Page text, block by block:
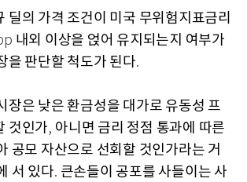
딜의 가격 조건이 미국 무위험지표금리
내외 이상을 얹어 유지되는지 여부가
을 판단할 척도가 된다.
장은 낮은 환금성을 대가로 유동성 프
것인가, 아니면 금리 정점 통과에 따른
공모 자산으로 선회할 것인가라는 거
서 있다. 큰손들이 공포를 사들이는 사